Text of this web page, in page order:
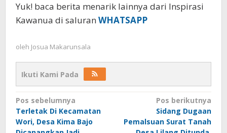
Yuk! baca berita menarik lainnya dari Inspirasi
Kawanua di saluran WHATSAPP
oleh Josua Makarunsala
Ikuti Kami Pada
Navigasi
pos
Pos sebelumnya
Terletak Di Kecamatan
Wori, Desa Kima Bajo
Pos berikutnya
Sidang Dugaan
Pemalsuan Surat Tanah